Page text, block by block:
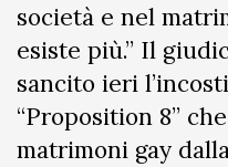
società e nel
esiste più.” Il
sancito ieri
“Proposition 8”
matrimoni gay